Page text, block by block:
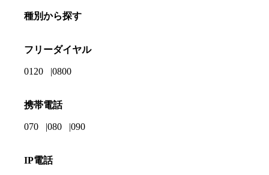
種別から探す
フリーダイヤル
0120 0800
携帯電話
070 080 090
IP電話